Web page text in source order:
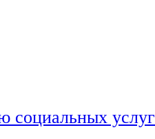
социальных